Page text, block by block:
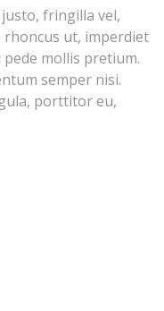
fringilla vel,
rhoncus ut, imperdiet
mollis pretium.
semper nisi.
porttitor eu,